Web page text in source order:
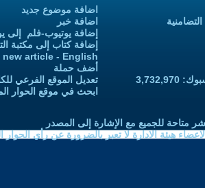
اضافة موضوع جديد
اضافة خبر
إضافة يوتيوب-فلم إلى
إضافة كتاب إلى مكتبة
new article - English
أضف حملة
تعديل الموقع الفرعي
ابحث في موقع الحوار
متاحة للجميع مع الإشارة إلى المصدر
هيئة الادارة لا تعبر بالضرورة عن رأي الحوار